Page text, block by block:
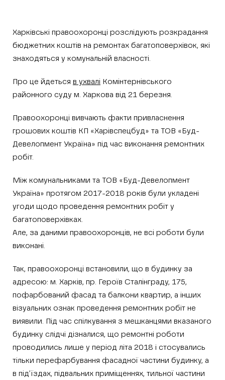
Харківські правоохоронці розслідують розкрадання
бюджетних коштів на ремонтах багатоповерхівок, які
знаходяться у комунальній власності.
Про це йдеться в ухвалі Комінтернівського
районного суду м. Харкова від 21 березня.
Правоохоронці вивчають факти привласнення
грошових коштів КП «Харівспецбуд» та ТОВ «Буд-
Девелопмент Україна» під час виконання ремонтних
робіт.
Між комунальниками та ТОВ «Буд-Девелопмент
Україна» протягом 2017-2018 років були укладені
угоди щодо проведення ремонтних робіт у
багатоповерхівках.
Але, за даними правоохоронців, не всі роботи були
виконані.
Так, правоохоронці встановили, що в будинку за
адресою: м. Харків, пр. Героїв Сталінграду, 175,
пофарбований фасад та балкони квартир, а інших
візуальних ознак проведення ремонтних робіт не
виявили. Під час спілкування з мешканцями вказаного
будинку слідчі дізналися, що ремонтні роботи
проводились лише у період літа 2018 і стосувались
тільки перефарбування фасадної частини будинку, а
в під’їздах, підвальних приміщеннях, тильної частини